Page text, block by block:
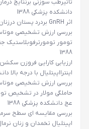
دانشکده پزشکی 1388
اثر GnRH بردرد پستان درزنان سالم پره منوپوز دانشکده پزشکی 1386
تومور تومورترفوبلاستیک
1388
ارزیابی کارایی فروزن
اینترااپیتلیال با درجه بالا
حاملگی مولار در تشخیص
عج دانشکده پزشکی 1388
بررسی مقایسه ای سطح سرمی
اپیتلیال تخمدان و زنان